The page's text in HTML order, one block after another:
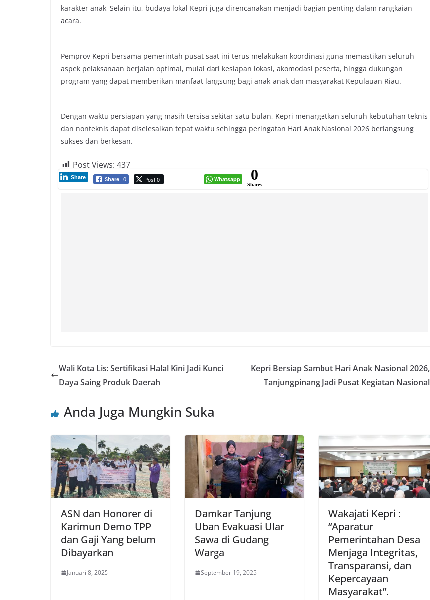
karakter anak. Selain itu, budaya lokal Kepri juga direncanakan menjadi bagian penting dalam rangkaian
acara.
Pemprov Kepri bersama pemerintah pusat saat ini terus melakukan koordinasi guna memastikan seluruh
aspek pelaksanaan berjalan optimal, mulai dari kesiapan lokasi, akomodasi peserta, hingga dukungan
program yang dapat memberikan manfaat langsung bagi anak-anak dan masyarakat Kepulauan Riau.
Dengan waktu persiapan yang masih tersisa sekitar satu bulan, Kepri menargetkan seluruh kebutuhan teknis
dan nonteknis dapat diselesaikan tepat waktu sehingga peringatan Hari Anak Nasional 2026 berlangsung
sukses dan berkesan.
Post Views: 437
Share 0 Post 0
Share Whatsapp 0
Shares
Wali Kota Lis: Sertifikasi Halal Kini Jadi Kunci
Daya Saing Produk Daerah
Kepri Bersiap Sambut Hari Anak Nasional 2026,
Tanjungpinang Jadi Pusat Kegiatan Nasional
Anda Juga Mungkin Suka
ASN dan Honorer di
Karimun Demo TPP
dan Gaji Yang belum
Dibayarkan
Januari 8, 2025
Damkar Tanjung
Uban Evakuasi Ular
Sawa di Gudang
Warga
September 19, 2025
Wakajati Kepri :
“Aparatur
Pemerintahan Desa
Menjaga Integritas,
Transparansi, dan
Kepercayaan
Masyarakat”.